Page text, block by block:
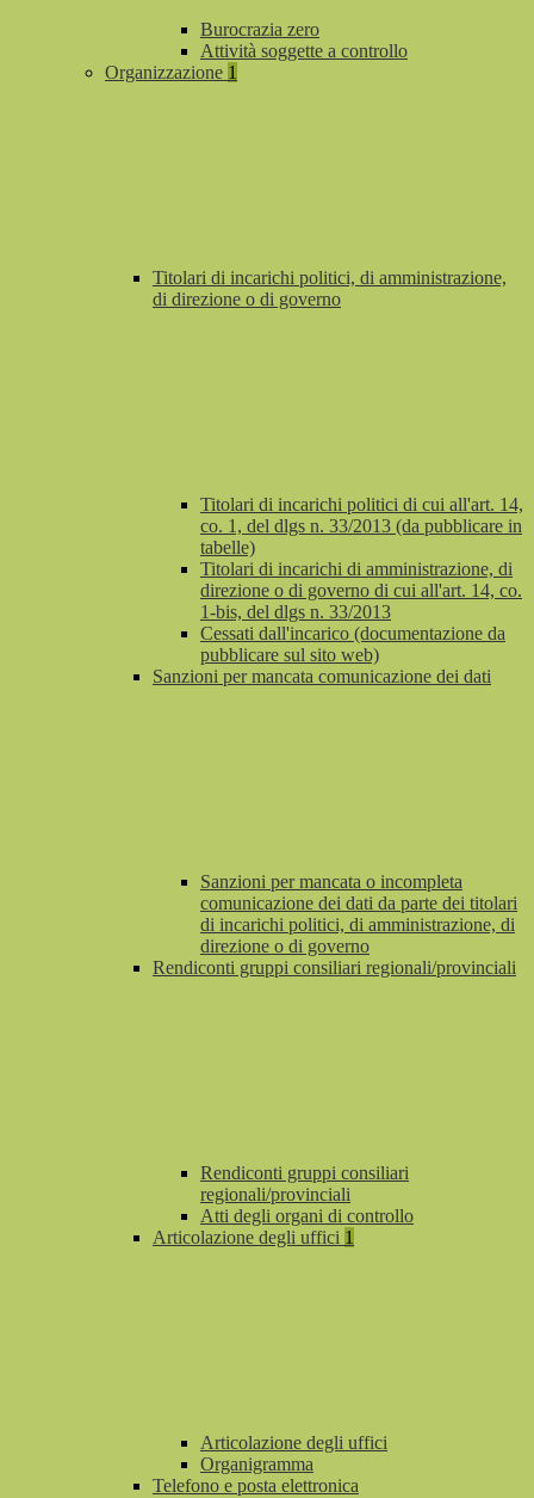
Burocrazia zero
Attività soggette a controllo
Organizzazione 1
Titolari di incarichi politici, di amministrazione,
di direzione o di governo
Titolari di incarichi politici di cui all'art. 14,
co. 1, del dlgs n. 33/2013 (da pubblicare in
tabelle)
Titolari di incarichi di amministrazione, di
direzione o di governo di cui all'art. 14, co.
1-bis, del dlgs n. 33/2013
Cessati dall'incarico (documentazione da
pubblicare sul sito web)
Sanzioni per mancata comunicazione dei dati
Sanzioni per mancata o incompleta
comunicazione dei dati da parte dei titolari
di incarichi politici, di amministrazione, di
direzione o di governo
Rendiconti gruppi consiliari regionali/provinciali
Rendiconti gruppi consiliari
regionali/provinciali
Atti degli organi di controllo
Articolazione degli uffici 1
Articolazione degli uffici
Organigramma
Telefono e posta elettronica